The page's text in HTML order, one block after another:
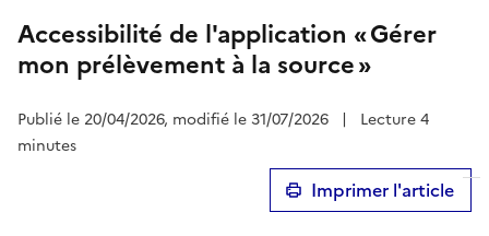
Accessibilité de l'application « Gérer
mon prélèvement à la source »
Publié le 20/04/2026, modifié le 31/07/2026 |
Lecture 4
minutes
Imprimer l'article